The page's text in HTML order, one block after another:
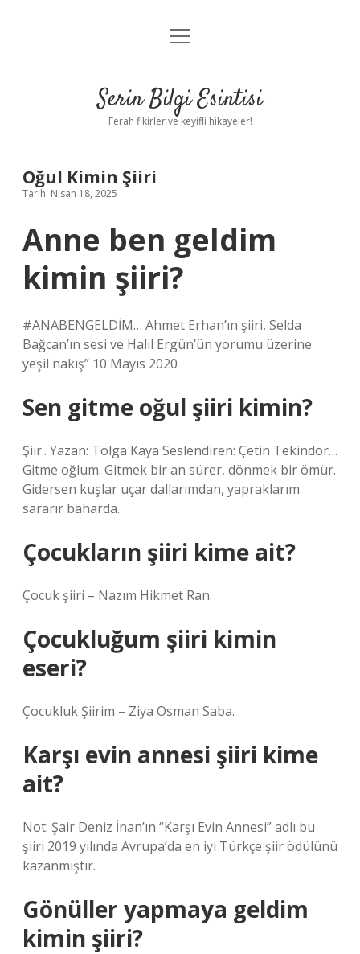
Anasayfa
Yasal Uyarı
menüyü
Serin Bilgi Esintisi
Ferah fikirler ve keyifli hikayeler!
Oğul Kimin Şiiri
Tarih: Nisan 18, 2025
Anne ben geldim
kimin şiiri?
#ANABENGELDİM… Ahmet Erhan’ın şiiri, Selda
Bağcan’ın sesi ve Halil Ergün’ün yorumu üzerine
yeşil nakış” 10 Mayıs 2020
Sen gitme oğul şiiri kimin?
Şiir.. Yazan: Tolga Kaya Seslendiren: Çetin Tekindor…
Gitme oğlum. Gitmek bir an sürer, dönmek bir ömür.
Gidersen kuşlar uçar dallarımdan, yapraklarım
sararır baharda.
Çocukların şiiri kime ait?
Çocuk şiiri – Nazım Hikmet Ran.
Çocukluğum şiiri kimin
eseri?
Çocukluk Şiirim – Ziya Osman Saba.
Karşı evin annesi şiiri kime
ait?
Not: Şair Deniz İnan’ın “Karşı Evin Annesi” adlı bu
şiiri 2019 yılında Avrupa’da en iyi Türkçe şiir ödülünü
kazanmıştır.
Gönüller yapmaya geldim
kimin şiiri?